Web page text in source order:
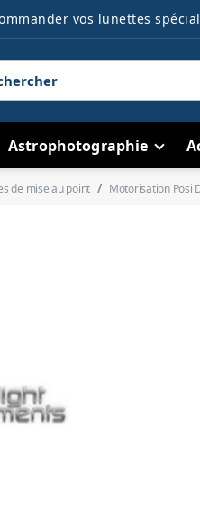
vos lunettes
Astrophotographie
de mise au point Motorisation Posi